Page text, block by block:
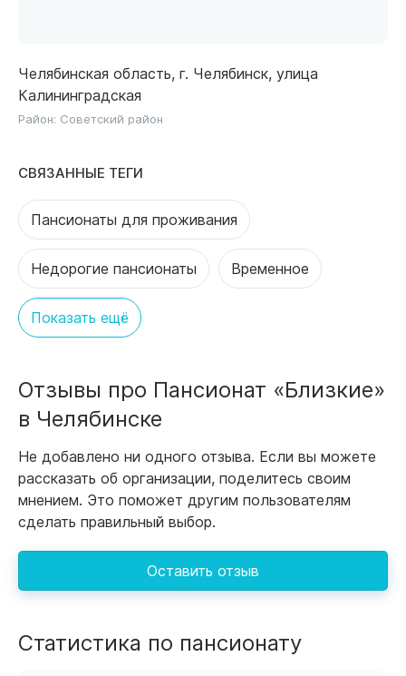
Челябинская область, г. Челябинск, улица
Калининградская
Район: Советский район
СВЯЗАННЫЕ ТЕГИ
Пансионаты для проживания
Недорогие пансионаты Временное
Показать ещё
Отзывы про Пансионат «Близкие»
в Челябинске
Не добавлено ни одного отзыва. Если вы можете
рассказать об организации, поделитесь своим
мнением. Это поможет другим пользователям
сделать правильный выбор.
Оставить отзыв
Статистика по пансионату